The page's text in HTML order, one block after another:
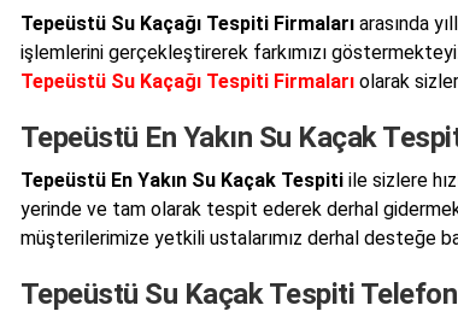
Tepeüstü Su Kaçağı Tespiti Firmalarıarasında
işlemlerini gerçekleştirerek farkımızı
Tepeüstü Su Kaçağı Tespiti Firmalarıolarak sizler
Tepeüstü En Yakın Su Kaçak
Tepeüstü En Yakın Su Kaçak Tespitiile sizlere
yerinde ve tam olarak tespit ederek derhal
müşterilerimize yetkili ustalarımız derhal desteğe
Tepeüstü Su Kaçak Tespiti Telefon